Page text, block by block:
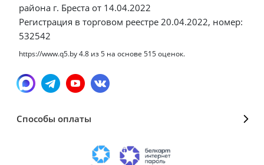
района г. Бреста от 14.04.2022
Регистрация в торговом реестре 20.04.2022, номер:
532542
https://www.q5.by4.8 из5 на основе 515оценок.
Способы оплаты